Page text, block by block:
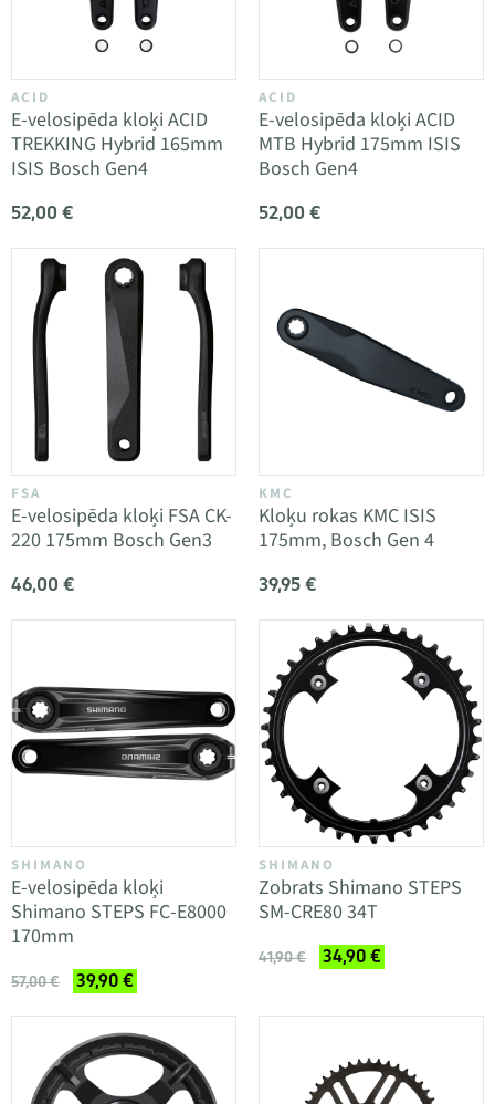
ACID
E-velosipēda kloķi ACID
TREKKING Hybrid 165mm
ISIS Bosch Gen4
52,00 €
ACID
E-velosipēda kloķi ACID
MTB Hybrid 175mm ISIS
Bosch Gen4
52,00 €
FSA
E-velosipēda kloķi FSA CK-
220 175mm Bosch Gen3
46,00 €
KMC
Kloķu rokas KMC ISIS
175mm, Bosch Gen 4
39,95 €
SHIMANO
E-velosipēda kloķi
Shimano STEPS FC-E8000
170mm
57,00 € 39,90 €
SHIMANO
Zobrats Shimano STEPS
SM-CRE80 34T
41,90 € 34,90 €